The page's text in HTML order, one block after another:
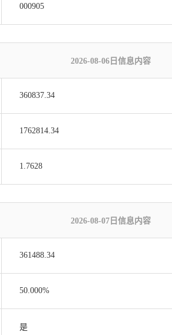
000905
2026-08-06日信息内容
360837.34
1762814.34
1.7628
2026-08-07日信息内容
361488.34
50.000%
是